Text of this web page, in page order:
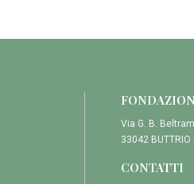
Via G. B.
33042 BUTTRIO
CONTATTI